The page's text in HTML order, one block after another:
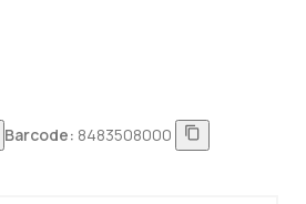
Barcode: 8483508000